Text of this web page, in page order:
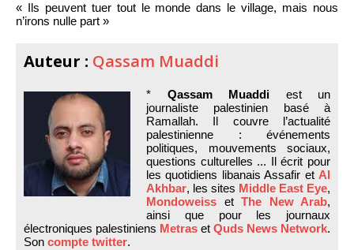
« Ils peuvent tuer tout le monde dans le village, mais nous
n’irons nulle part »
Auteur : Qassam Muaddi
* Qassam Muaddi est un
journaliste palestinien basé à
Ramallah. Il couvre l’actualité
palestinienne : événements
politiques, mouvements sociaux,
questions culturelles ... Il écrit pour
les quotidiens libanais Assafir et Al
Akhbar, les sites Middle East Eye,
Mondoweiss et The New Arab,
ainsi que pour les journaux
électroniques palestiniens Metras et Quds News Network.
Son compte twitter.